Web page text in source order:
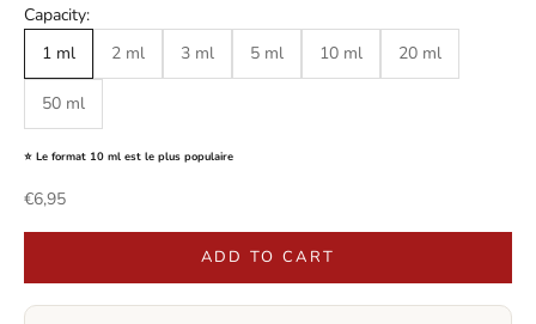
Capacity:
1 ml
2 ml 3 ml 5 ml 10 ml 20 ml
50 ml
⭐ Le format 10 ml est le plus populaire
Sale price
€6,95
ADD TO CART